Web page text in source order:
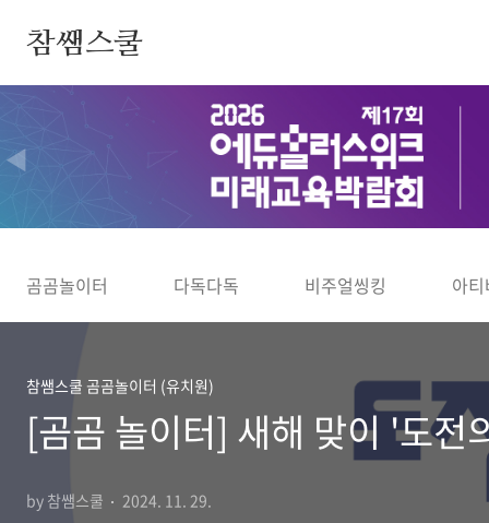
참쌤스쿨
◀
곰곰놀이터 다독다독 비주얼씽킹 아
참쌤스쿨 곰곰놀이터 (유치원)
[곰곰 놀이터] 새해 맞이 '도전
by 참쌤스쿨 2024. 11. 29.